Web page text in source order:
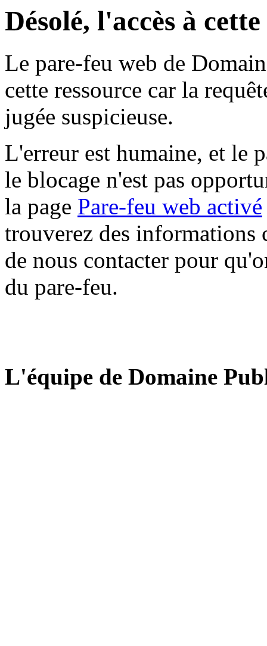
Désolé, l'accès à
Le pare-feu web de
cette ressource car la
jugée suspicieuse.
L'erreur est humaine, et le
le blocage n'est pas
la page Pare-feu web activé
trouverez des informations
de nous contacter pour
du pare-feu.
L'équipe de Domaine